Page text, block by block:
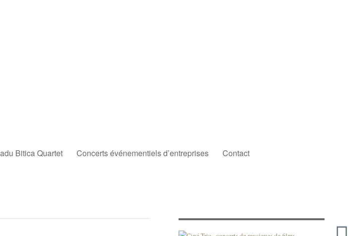
Bitica Quartet Concerts événementiels d’entreprises Contact